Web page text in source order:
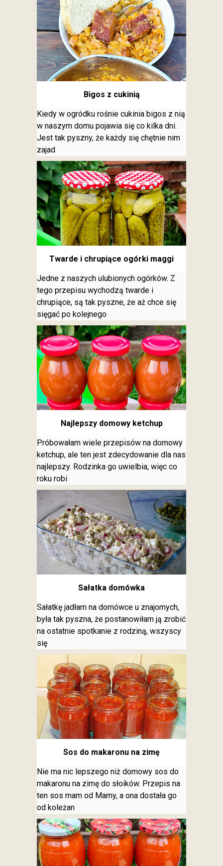
Bigos z cukinią
Kiedy w ogródku rośnie cukinia bigos z nią
w naszym domu pojawia się co kilka dni.
Jest tak pyszny, że każdy się chętnie nim
zajad
Twarde i chrupiące ogórki maggi
Jedne z naszych ulubionych ogórków. Z
tego przepisu wychodzą twarde i
chrupiące, są tak pyszne, że aż chce się
sięgać po kolejnego
Najlepszy domowy ketchup
Próbowałam wiele przepisów na domowy
ketchup, ale ten jest zdecydowanie dla nas
najlepszy. Rodzinka go uwielbia, więc co
roku robi
Sałatka domówka
Sałatkę jadłam na domówce u znajomych,
była tak pyszna, że postanowiłam ją zrobić
na ostatnie spotkanie z rodziną, wszyscy
się
Sos do makaronu na zimę
Nie ma nic lepszego niż domowy sos do
makaronu na zimę do słoików. Przepis na
ten sos mam od Mamy, a ona dostała go
od koleżan